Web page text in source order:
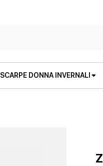
SCARPE DONNA INVERNALI